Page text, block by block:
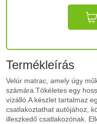
Termékleírás
Velúr matrac, amely úgy
számára.Tökéletes egy
vízálló.A készlet tartalmaz
csatlakoztathat autójához,
illeszkedő csatlakozónak.